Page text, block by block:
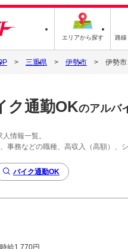
エリアから探す 路線
三重県 伊勢市 伊勢市
ク通勤OKのアルバ
情報一覧。
事務などの職種、高収入（高額）、
バイク通勤OK
給1,770円